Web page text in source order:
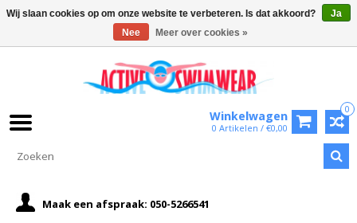
0
Winkelwagen
0 Artikelen / €0,00
Maak een afspraak: 050-5266541
Wij slaan cookies op om onze website te verbeteren. Is dat akkoord?
Ja
Nee
Meer over cookies »